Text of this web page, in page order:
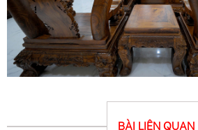
BÀI LIÊN QUAN